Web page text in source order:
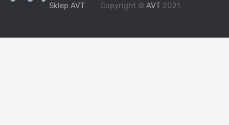
Sklep AVT Copyright © AVT 2021